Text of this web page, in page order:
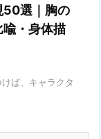
50選｜胸の
・身体描
ば、キャラクタ